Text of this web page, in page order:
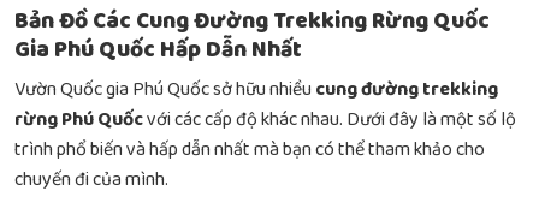
Bản Đồ Các Cung Đường Trekking Rừng Quốc
Gia Phú Quốc Hấp Dẫn Nhất
Vườn Quốc gia Phú Quốc sở hữu nhiềucung đường trekking
rừng Phú Quốcvới các cấp độ khác nhau. Dưới đây là một số lộ
trình phổ biến và hấp dẫn nhất mà bạn có thể tham khảo cho
chuyến đi của mình.